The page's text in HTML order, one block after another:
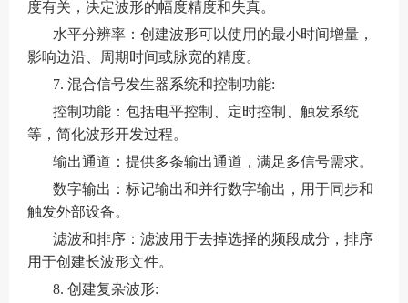
度有关，决定波形的幅度精度和失真。
水平分辨率：创建波形可以使用的最小时间增量，
影响边沿、周期时间或脉宽的精度。
7. 混合信号发生器系统和控制功能:
控制功能：包括电平控制、定时控制、触发系统
等，简化波形开发过程。
输出通道：提供多条输出通道，满足多信号需求。
数字输出：标记输出和并行数字输出，用于同步和
触发外部设备。
滤波和排序：滤波用于去掉选择的频段成分，排序
用于创建长波形文件。
8. 创建复杂波形: